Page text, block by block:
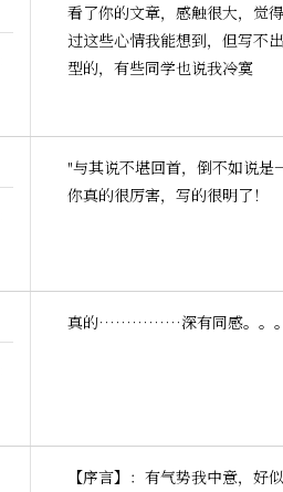
看了你的文章，感触很大，觉
过这些心情我能想到，但写不
型的，有些同学也说我冷寞
"与其说不堪回首，倒不如说是
你真的很厉害，写的很明了！
真的……………深有同感。。
【序言】：有气势我中意，好